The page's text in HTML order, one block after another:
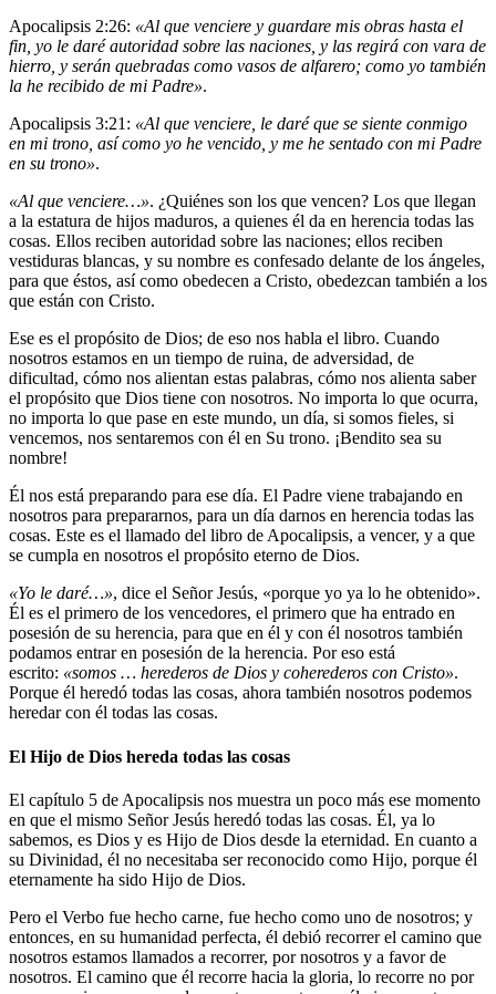
Apocalipsis 2:26: «Al que venciere y guardare mis obras hasta el
fin, yo le daré autoridad sobre las naciones, y las regirá con vara de
hierro, y serán quebradas como vasos de alfarero; como yo también
la he recibido de mi Padre».
Apocalipsis 3:21: «Al que venciere, le daré que se siente conmigo
en mi trono, así como yo he vencido, y me he sentado con mi Padre
en su trono».
«Al que venciere…». ¿Quiénes son los que vencen? Los que llegan
a la estatura de hijos maduros, a quienes él da en herencia todas las
cosas. Ellos reciben autoridad sobre las naciones; ellos reciben
vestiduras blancas, y su nombre es confesado delante de los ángeles,
para que éstos, así como obedecen a Cristo, obedezcan también a los
que están con Cristo.
Ese es el propósito de Dios; de eso nos habla el libro. Cuando
nosotros estamos en un tiempo de ruina, de adversidad, de
dificultad, cómo nos alientan estas palabras, cómo nos alienta saber
el propósito que Dios tiene con nosotros. No importa lo que ocurra,
no importa lo que pase en este mundo, un día, si somos fieles, si
vencemos, nos sentaremos con él en Su trono. ¡Bendito sea su
nombre!
Él nos está preparando para ese día. El Padre viene trabajando en
nosotros para prepararnos, para un día darnos en herencia todas las
cosas. Este es el llamado del libro de Apocalipsis, a vencer, y a que
se cumpla en nosotros el propósito eterno de Dios.
«Yo le daré…», dice el Señor Jesús, «porque yo ya lo he obtenido».
Él es el primero de los vencedores, el primero que ha entrado en
posesión de su herencia, para que en él y con él nosotros también
podamos entrar en posesión de la herencia. Por eso está
escrito: «somos … herederos de Dios y coherederos con Cristo».
Porque él heredó todas las cosas, ahora también nosotros podemos
heredar con él todas las cosas.
El Hijo de Dios hereda todas las cosas
El capítulo 5 de Apocalipsis nos muestra un poco más ese momento
en que el mismo Señor Jesús heredó todas las cosas. Él, ya lo
sabemos, es Dios y es Hijo de Dios desde la eternidad. En cuanto a
su Divinidad, él no necesitaba ser reconocido como Hijo, porque él
eternamente ha sido Hijo de Dios.
Pero el Verbo fue hecho carne, fue hecho como uno de nosotros; y
entonces, en su humanidad perfecta, él debió recorrer el camino que
nosotros estamos llamados a recorrer, por nosotros y a favor de
nosotros. El camino que él recorre hacia la gloria, lo recorre no por